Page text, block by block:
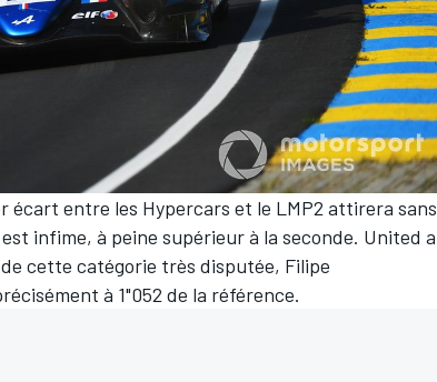
écart entre les Hypercars et le LMP2 attirera sans
infime, à peine supérieur à la seconde. United a
cette catégorie très disputée, Filipe
à 1"052 de la référence.